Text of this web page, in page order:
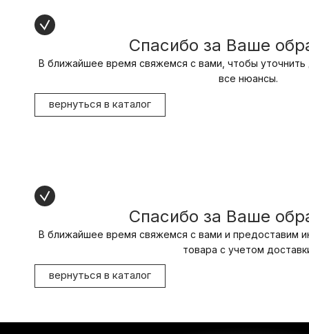
Спасибо за Ваше
В ближайшее время свяжемся с вами, чтобы уточнить
все нюансы.
вернуться в каталог
Спасибо за Ваше
В ближайшее время свяжемся с вами и предоставим
товара с учетом
вернуться в каталог